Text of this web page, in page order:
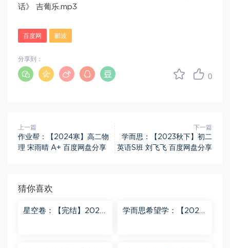
话》 吉葡乐.mp3
百度网 郦波
0
分享到：
上一篇
作业帮：【2024寒】高二物
理 宋雨晴 A+ 百度网盘分享
下一篇
学而思：【2023秋下】初二
英语S班 刘飞飞 百度网盘分享
猜你喜欢
星空卷：【完结】2023
学而思希望学：【2023